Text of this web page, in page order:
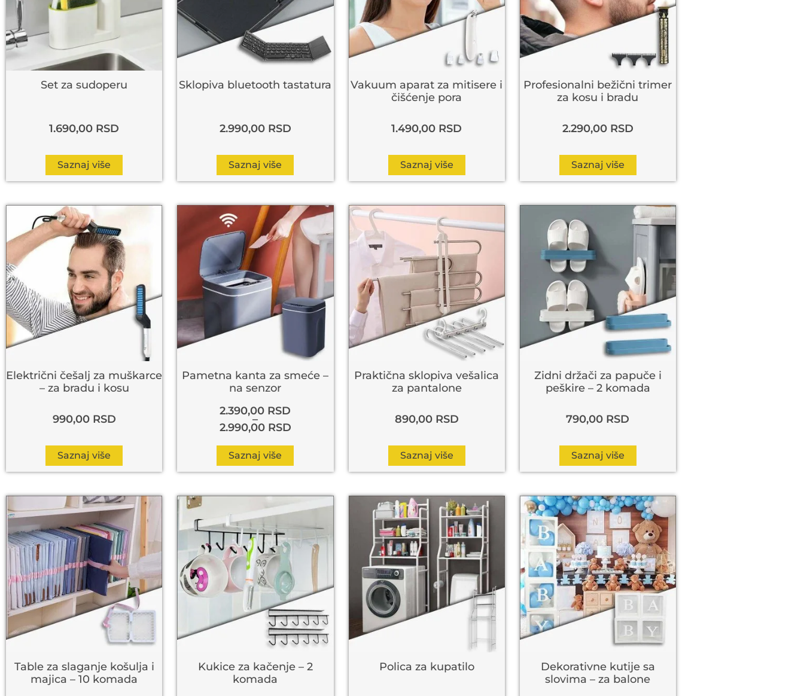
Set za sudoperu
1.690,00 RSD
Saznaj više
Sklopiva bluetooth tastatura
2.990,00 RSD
Saznaj više
Vakuum aparat za mitisere i
čišćenje pora
1.490,00 RSD
Saznaj više
Profesionalni bežični trimer
za kosu i bradu
2.290,00 RSD
Saznaj više
Električni češalj za muškarce
– za bradu i kosu
990,00 RSD
Saznaj više
Pametna kanta za smeće –
na senzor
2.390,00 RSD
–
2.990,00 RSD
Saznaj više
Praktična sklopiva vešalica
za pantalone
890,00 RSD
Saznaj više
Zidni držači za papuče i
peškire – 2 komada
790,00 RSD
Saznaj više
Table za slaganje košulja i
majica – 10 komada
Kukice za kačenje – 2
komada
Polica za kupatilo
Dekorativne kutije sa
slovima – za balone